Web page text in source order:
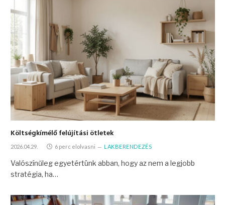
Költségkímélő felújítási ötletek
2026.04.29. 6 perc elolvasni LAKBERENDEZÉS
Valószínűleg egyetértünk abban, hogy az nem a legjobb
stratégia, ha…